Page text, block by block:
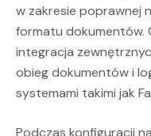
w zakresie poprawnej
formatu dokumentów.
integracja
obieg dokumentów i
systemami takimi jak
Podczas konfiguracji